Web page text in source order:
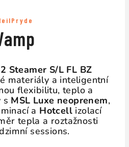
Steamer S/L FL BZ
materiály a inteligentní
flexibilitu, teplo a
s MSL Luxe neoprenem,
a Hotcell izolací
tepla a roztažnosti
sessions.